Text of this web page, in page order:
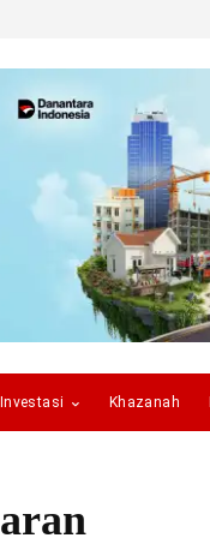
Investasi Khazanah